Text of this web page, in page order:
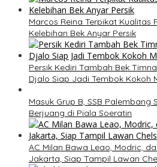
Marcos Reina Terpikat Kualitas
Kelebihan Bek Anyar Persik
Persik Kediri Tambah Bek
Djalo Siap Jadi Tembok Kokoh
Masuk Grup B, SSB Palembang
Berjuang di Piala Soeratin
AC Milan Bawa Leao, Modric,
Jakarta, Siap Tampil Lawan